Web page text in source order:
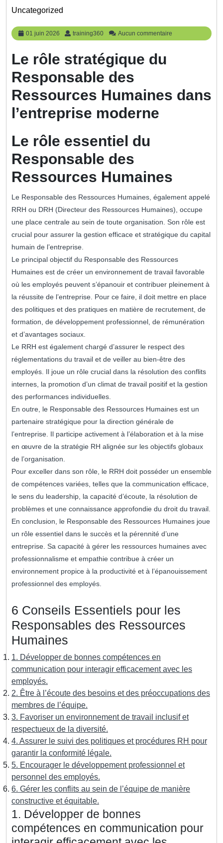
Uncategorized
01 juin 2026
01
juin
training360 training360
Aucun commentaire
Le rôle stratégique du
Responsable des
Ressources Humaines dans
l’entreprise moderne
Le rôle essentiel du
Responsable des
Ressources Humaines
Le Responsable des Ressources Humaines, également appelé
RRH ou DRH (Directeur des Ressources Humaines), occupe
une place centrale au sein de toute organisation. Son rôle est
crucial pour assurer la gestion efficace et stratégique du capital
humain de l’entreprise.
Le principal objectif du Responsable des Ressources
Humaines est de créer un environnement de travail favorable
où les employés peuvent s’épanouir et contribuer pleinement à
la réussite de l’entreprise. Pour ce faire, il doit mettre en place
des politiques et des pratiques en matière de recrutement, de
formation, de développement professionnel, de rémunération
et d’avantages sociaux.
Le RRH est également chargé d’assurer le respect des
réglementations du travail et de veiller au bien-être des
employés. Il joue un rôle crucial dans la résolution des conflits
internes, la promotion d’un climat de travail positif et la gestion
des performances individuelles.
En outre, le Responsable des Ressources Humaines est un
partenaire stratégique pour la direction générale de
l’entreprise. Il participe activement à l’élaboration et à la mise
en œuvre de la stratégie RH alignée sur les objectifs globaux
de l’organisation.
Pour exceller dans son rôle, le RRH doit posséder un ensemble
de compétences variées, telles que la communication efficace,
le sens du leadership, la capacité d’écoute, la résolution de
problèmes et une connaissance approfondie du droit du travail.
En conclusion, le Responsable des Ressources Humaines joue
un rôle essentiel dans le succès et la pérennité d’une
entreprise. Sa capacité à gérer les ressources humaines avec
professionnalisme et empathie contribue à créer un
environnement propice à la productivité et à l’épanouissement
professionnel des employés.
6 Conseils Essentiels pour les
Responsables des Ressources
Humaines
1. Développer de bonnes compétences en
communication pour interagir efficacement avec les
employés.
2. Être à l’écoute des besoins et des préoccupations des
membres de l’équipe.
3. Favoriser un environnement de travail inclusif et
respectueux de la diversité.
4. Assurer le suivi des politiques et procédures RH pour
garantir la conformité légale.
5. Encourager le développement professionnel et
personnel des employés.
6. Gérer les conflits au sein de l’équipe de manière
constructive et équitable.
1. Développer de bonnes
compétences en communication pour